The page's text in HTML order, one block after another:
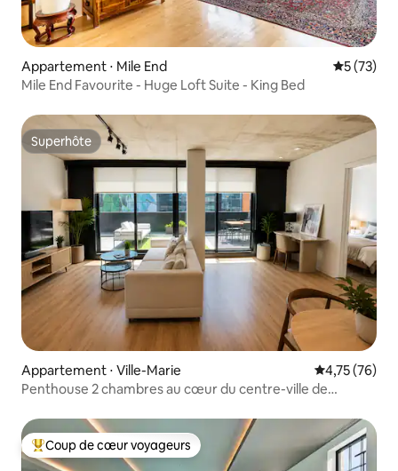
Appartement ⋅ Mile End
5 (73)
Mile End Favourite - Huge Loft Suite - King Bed
Superhôte
Superhôte
Appartement ⋅ Ville-Marie Évaluation
4,75 (76)
Penthouse 2 chambres au cœur du centre-ville de
Coups de cœur voyageurs les plus appréciés
Coup de cœur voyageurs